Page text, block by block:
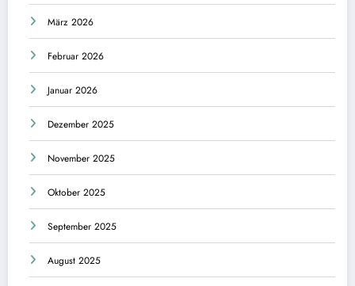
März 2026
Februar 2026
Januar 2026
Dezember 2025
November 2025
Oktober 2025
September 2025
August 2025